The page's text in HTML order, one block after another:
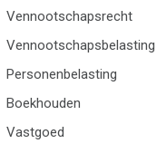
Vennootschapsrecht
Vennootschapsbelasting
Personenbelasting
Boekhouden
Vastgoed